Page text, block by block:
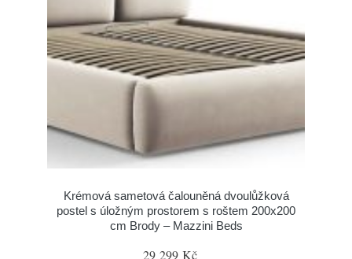
Krémová sametová čalouněná dvoulůžková
postel s úložným prostorem s roštem 200x200
cm Brody – Mazzini Beds
29 299 Kč